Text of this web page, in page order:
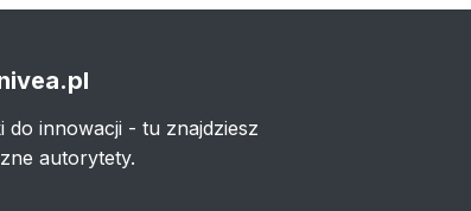
do innowacji - tu znajdziesz
autorytety.